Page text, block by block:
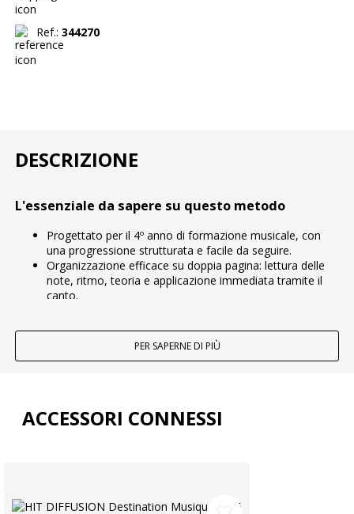
Ref.: 344270
DESCRIZIONE
L'essenziale da sapere su questo metodo
Progettato per il 4º anno di formazione musicale, con
una progressione strutturata e facile da seguire.
Organizzazione efficace su doppia pagina: lettura delle
note, ritmo, teoria e applicazione immediata tramite il
canto.
Un'apertura verso la cultura musicale grazie alla "Linea
"Destination : Musique! Volume 4" accompagna lo studente
lezione si sviluppa su una doppia pagina, permettendo di
PER SAPERNE DI PIÙ
ACCESSORI CONNESSI